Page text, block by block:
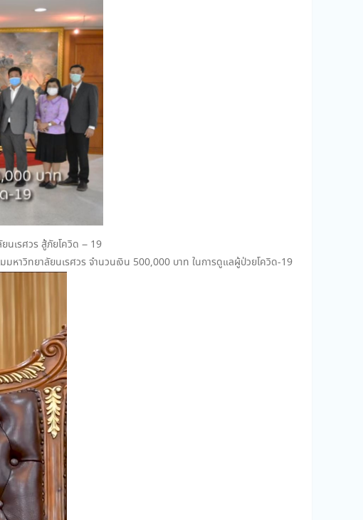
นเรศวร สู้ภัยโควิด – 19
าวิทยาลัยนเรศวร จำนวนเงิน 500,000 บาท ในการดูแลผู้ป่วยโควิด-19